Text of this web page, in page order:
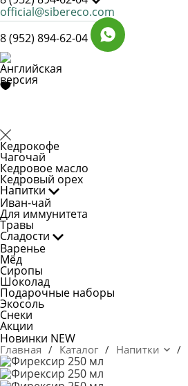
official@sibereco.com
8 (952) 894-62-04
Кедрокофе
Чагочай
Кедровое масло
Кедровый орех
Напитки
Иван-чай
Для иммунитета
Травы
Сладости
Варенье
Мёд
Сиропы
Шоколад
Подарочные наборы
Экосоль
Снеки
Акции
Новинки NEW
Главная / Каталог / Напитки /